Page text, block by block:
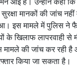
मानकों की जांच
इस मामले में पुलिस ने
के खिलाफ लापरवाही से
मामले की जांच कर रही
किया जा सकता है।